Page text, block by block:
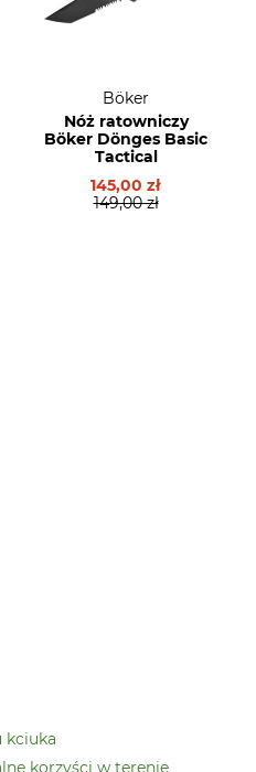
Böker
Nóż ratowniczy
Böker Dönges Basic
Tactical
145,00 zł
149,00 zł
kciuka
korzyści w terenie